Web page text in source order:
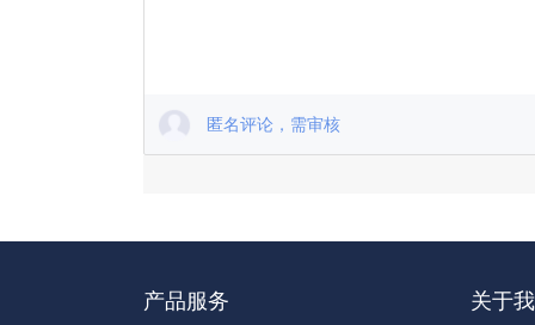
匿名评论，需审核
产品服务 关于